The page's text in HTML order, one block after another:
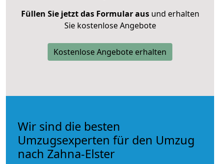
Füllen Sie jetzt das Formular ausund erhalten
Sie kostenlose Angebote
Kostenlose Angebote erhalten
Wir sind die besten
Umzugsexperten für den Umzug
nach Zahna-Elster